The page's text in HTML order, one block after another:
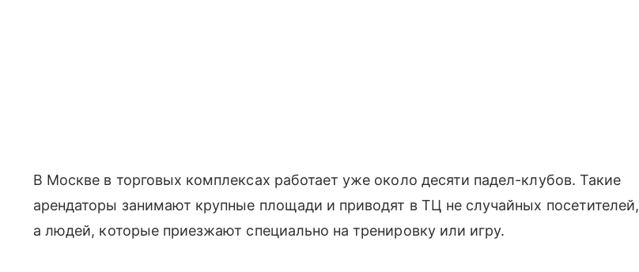
В Москве в торговых комплексах работает уже около десяти падел-клубов. Такие
арендаторы занимают крупные площади и приводят в ТЦ не случайных посетителей,
а людей, которые приезжают специально на тренировку или игру.